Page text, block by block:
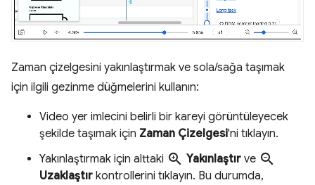
Zaman çizelgesini yakınlaştırmak ve sola/sağa taşımak
için ilgili gezinme düğmelerini kullanın:
Video yer imlecini belirli bir kareyi görüntüleyecek
şekilde taşımak için Zaman Çizelgesi'ni tıklayın.
Yakınlaştırmak için alttaki zoom_in Yakınlaştır ve zoom_out
Uzaklaştır kontrollerini tıklayın. Bu durumda,